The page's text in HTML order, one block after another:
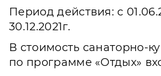
Период действия: с
30.12.2021г.
В стоимость санаторно-
по программе «Отдых»